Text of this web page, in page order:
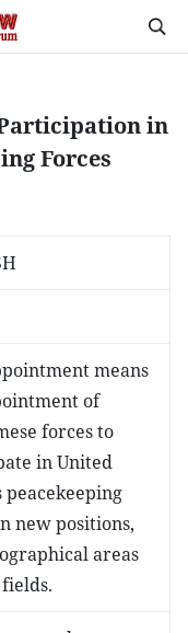
in
Forces
means
of
forces to
in United
peacekeeping
new positions,
areas